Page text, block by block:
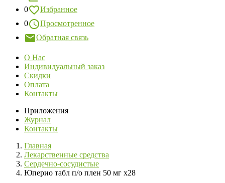
0
Избранное
0
Просмотренное
Обратная связь
О Нас
Индивидуальный заказ
Скидки
Оплата
Контакты
Приложения
Журнал
Контакты
Главная
Лекарственные средства
Сердечно-сосудистые
Юперио табл п/о плен 50 мг х28